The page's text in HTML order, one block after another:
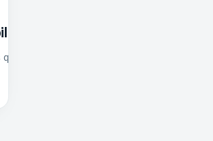
no cambia decisiones (y
el comportamiento cambie. Pero la